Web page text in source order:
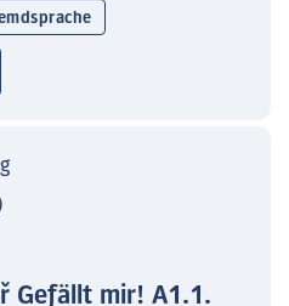
Gefällt mir! A1.1.